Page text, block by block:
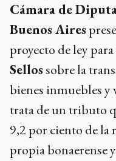
9,2 por ciento de
propia bonaerense
pesos a las arcas de
de la Provincia
¿qué querés
¿Cuánto dinero
provincia?